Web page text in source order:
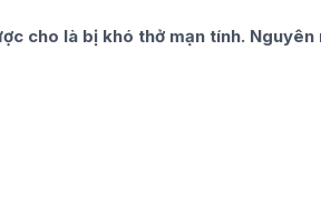
cho là bị khó thở mạn tính. Nguyên